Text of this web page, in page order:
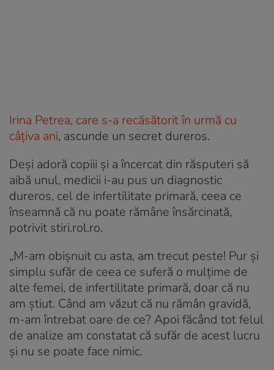
Irina Petrea, care s-a recăsătorit în urmă cu
câțiva ani, ascunde un secret dureros.
Deși adoră copiii și a încercat din răsputeri să
aibă unul, medicii i-au pus un diagnostic
dureros, cel de infertilitate primară, ceea ce
înseamnă că nu poate rămâne însărcinată,
potrivit stiri.rol.ro.
„M-am obișnuit cu asta, am trecut peste! Pur și
simplu sufăr de ceea ce suferă o mulțime de
alte femei, de infertilitate primară, doar că nu
am știut. Când am văzut că nu rămân gravidă,
m-am întrebat oare de ce? Apoi făcând tot felul
de analize am constatat că sufăr de acest lucru
și nu se poate face nimic.